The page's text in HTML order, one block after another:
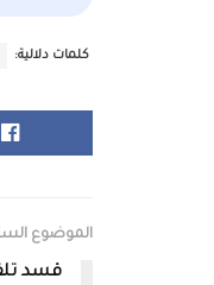
كلمات دلالية:
الموضوع
قسد